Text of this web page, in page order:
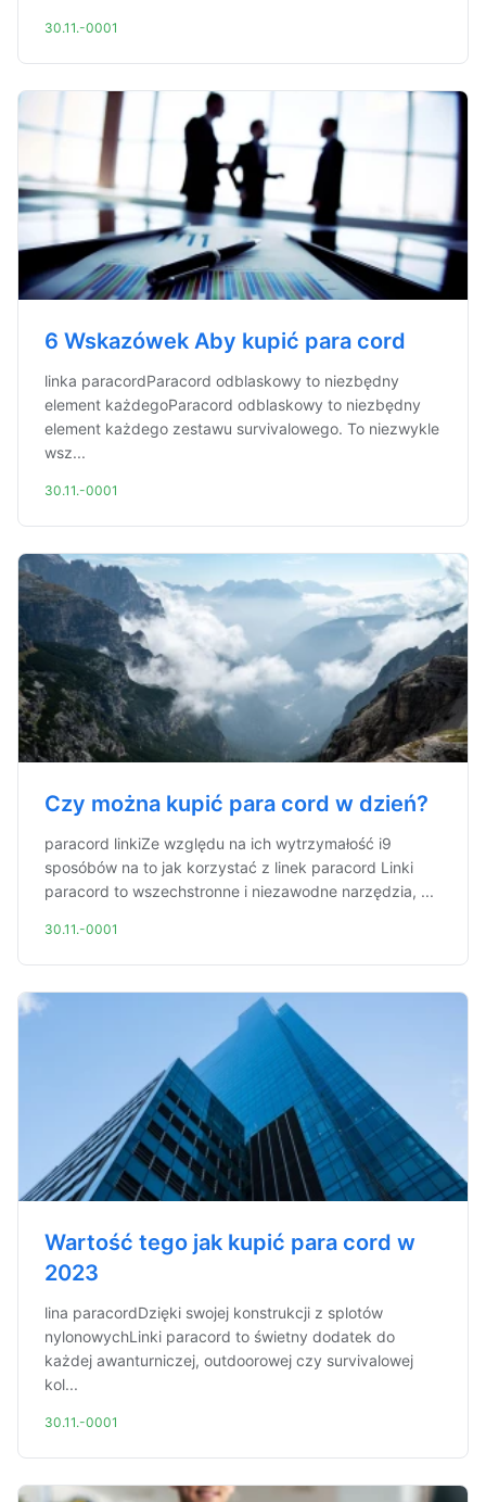
30.11.-0001
6 Wskazówek Aby kupić para cord
linka paracordParacord odblaskowy to niezbędny
element każdegoParacord odblaskowy to niezbędny
element każdego zestawu survivalowego. To niezwykle
wsz...
30.11.-0001
Czy można kupić para cord w dzień?
paracord linkiZe względu na ich wytrzymałość i9
sposóbów na to jak korzystać z linek paracord Linki
paracord to wszechstronne i niezawodne narzędzia, ...
30.11.-0001
Wartość tego jak kupić para cord w
2023
lina paracordDzięki swojej konstrukcji z splotów
nylonowychLinki paracord to świetny dodatek do
każdej awanturniczej, outdoorowej czy survivalowej
kol...
30.11.-0001